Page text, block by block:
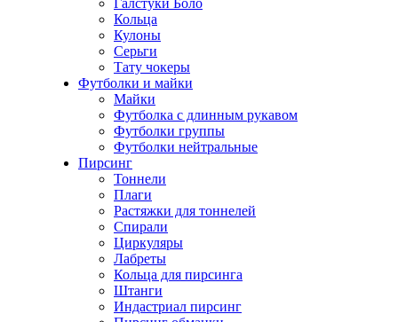
Кольца
Кулоны
Серьги
Тату чокеры
Футболки и майки
Майки
Футболка с длинным рукавом
Футболки группы
Футболки нейтральные
Пирсинг
Тоннели
Плаги
Растяжки для тоннелей
Спирали
Циркуляры
Лабреты
Кольца для пирсинга
Штанги
Индастриал пирсинг